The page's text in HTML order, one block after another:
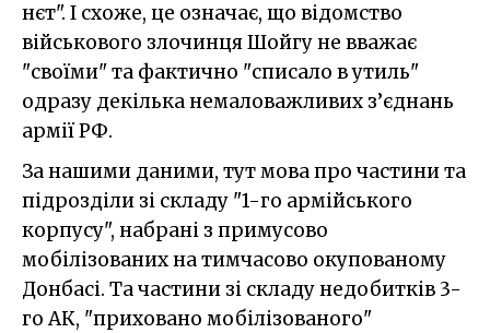
нєт". І схоже, це означає, що відомство
військового злочинця Шойгу не вважає
"своїми" та фактично "списало в утиль"
одразу декілька немаловажливих з’єднань
армії РФ.
За нашими даними, тут мова про частини та
підрозділи зі складу "1-го армійського
корпусу", набрані з примусово
мобілізованих на тимчасово окупованому
Донбасі. Та частини зі складу недобитків 3-
го АК, "приховано мобілізованого"